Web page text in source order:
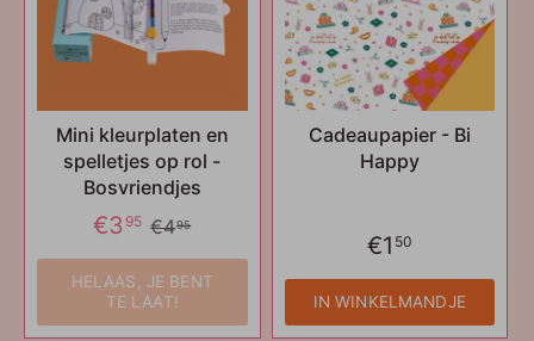
Mini kleurplaten en
spelletjes op rol -
Bosvriendjes
€3 95 €495
HELAAS, JE BENT
TE LAAT!
Cadeaupapier - Bi
Happy
€1 50
IN WINKELMANDJE